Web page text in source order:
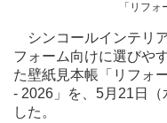
「リフ
シンコールインテリ
フォーム向けに選びや
た壁紙見本帳「リフォ
- 2026」を、5月21日（
した。